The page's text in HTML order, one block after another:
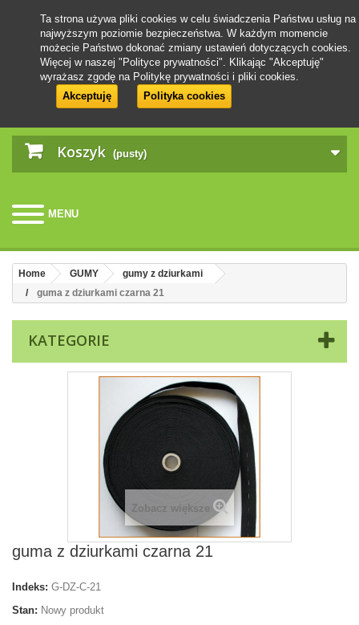
Koszyk (pusty)
MENU
Ta strona używa pliki cookies w celu świadczenia Państwu usług na
najwyższym poziomie bezpieczeństwa. W każdym momencie
możecie Państwo dokonać zmiany ustawień dotyczących cookies.
Więcej w naszej "Polityce prywatności". Klikając "Akceptuję"
wyrażasz zgodę na Politykę prywatności i pliki cookies.
Akceptuję
Polityka cookies
Home GUMY
gumy z dziurkami
guma z dziurkami czarna 21
KATEGORIE
Zobacz większe
guma z dziurkami czarna 21
Indeks: G-DZ-C-21
Stan: Nowy produkt